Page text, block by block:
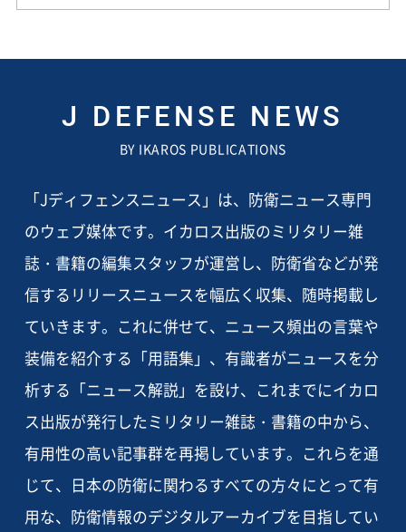
J DEFENSE NEWS
BY IKAROS PUBLICATIONS
「Jディフェンスニュース」は、防衛ニュース専門
のウェブ媒体です。イカロス出版のミリタリー雑
誌・書籍の編集スタッフが運営し、防衛省などが発
信するリリースニュースを幅広く収集、随時掲載し
ていきます。これに併せて、ニュース頻出の言葉や
装備を紹介する「用語集」、有識者がニュースを分
析する「ニュース解説」を設け、これまでにイカロ
ス出版が発行したミリタリー雑誌・書籍の中から、
有用性の高い記事群を再掲しています。これらを通
じて、日本の防衛に関わるすべての方々にとって有
用な、防衛情報のデジタルアーカイブを目指してい